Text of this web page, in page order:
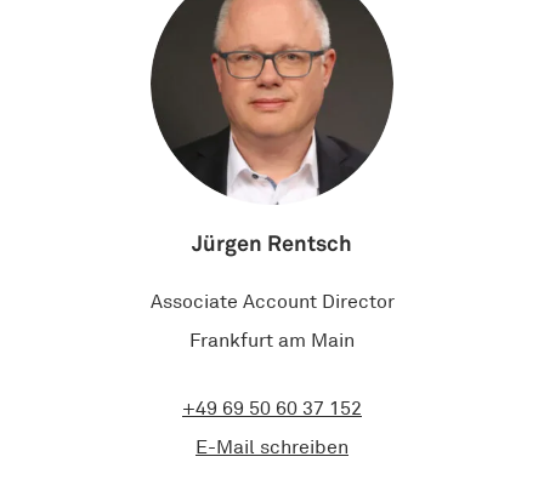
Jürgen Rentsch
Associate Account Director
Frankfurt am Main
+49 69 50 60 37 152
E-Mail schreiben